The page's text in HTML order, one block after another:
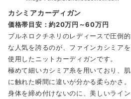
カシミアカーディガン
価格帯目安：約20万円～60万円
ブルネロクチネリのレディースで圧倒的
な人気を誇るのが、ファインカシミアを
使用したニットカーディガンです。
極めて細いカシミア糸を用いており、肌
に触れた瞬間に違いが分かる柔らかさ。
身体を締め付けないのに、美しいライン